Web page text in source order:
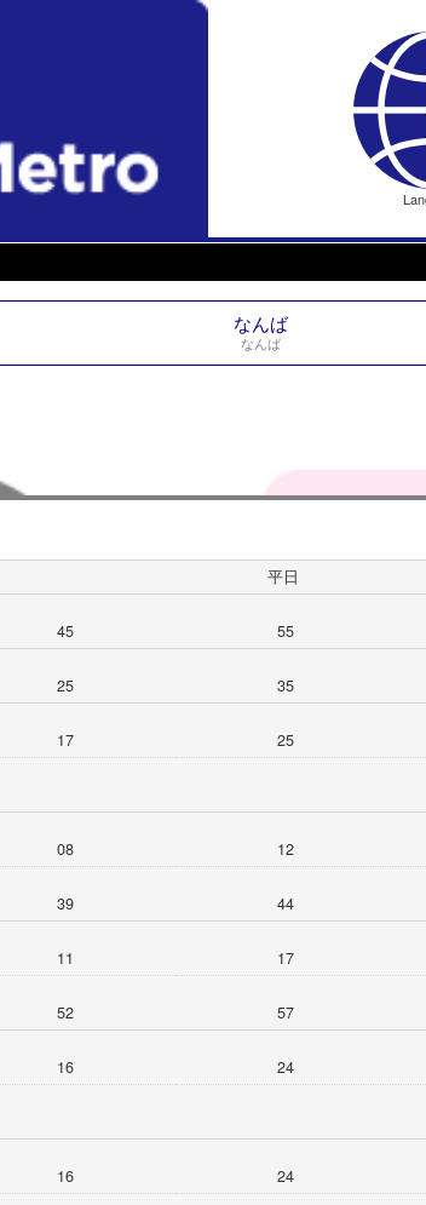
なんば
なんば
平日
45
55
25 35
17 25
08 12
39 44
11 17
52 57
16 24
16 24